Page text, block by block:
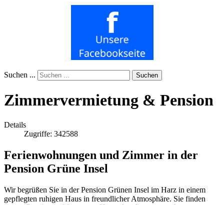
Suchen ... Suchen
Zimmervermietung & Pension
Details
Zugriffe: 342588
Ferienwohnungen und Zimmer in der
Pension Grüne Insel
Wir begrüßen Sie in der Pension Grünen Insel im Harz in einem
gepflegten ruhigen Haus in freundlicher Atmosphäre. Sie finden